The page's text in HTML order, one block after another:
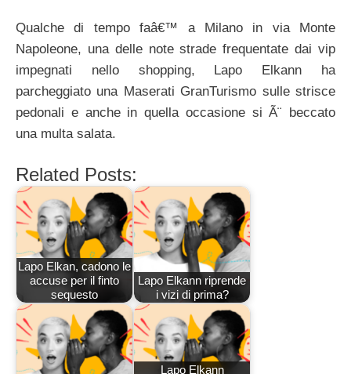
Qualche di tempo faâ€™ a Milano in via Monte
Napoleone, una delle note strade frequentate dai vip
impegnati nello shopping, Lapo Elkann ha
parcheggiato una Maserati GranTurismo sulle strisce
pedonali e anche in quella occasione si Ã¨ beccato
una multa salata.
Related Posts:
Lapo Elkan, cadono le
accuse per il finto
sequesto
Lapo Elkann riprende
i vizi di prima?
Lapo Elkann